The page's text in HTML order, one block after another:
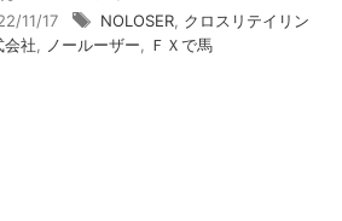
11/17 NOLOSER クロスリテイリン
会社
ノールーザー ＦＸで馬